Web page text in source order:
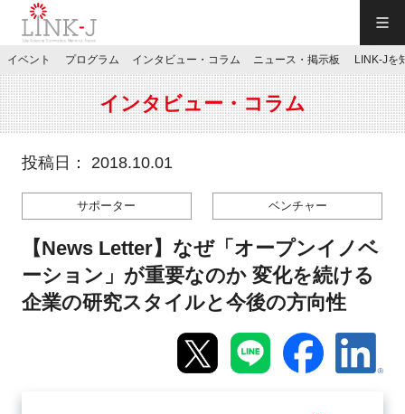
JP／EN
特別会員専用メニュー
施設ご予約
イベント プログラム インタビュー・コラム ニュース・掲示板 LINK-Jを
インタビュー・コラム
投稿日： 2018.10.01
サポーター ベンチャー
【News Letter】なぜ「オープンイノベ
ーション」が重要なのか 変化を続ける
企業の研究スタイルと今後の方向性